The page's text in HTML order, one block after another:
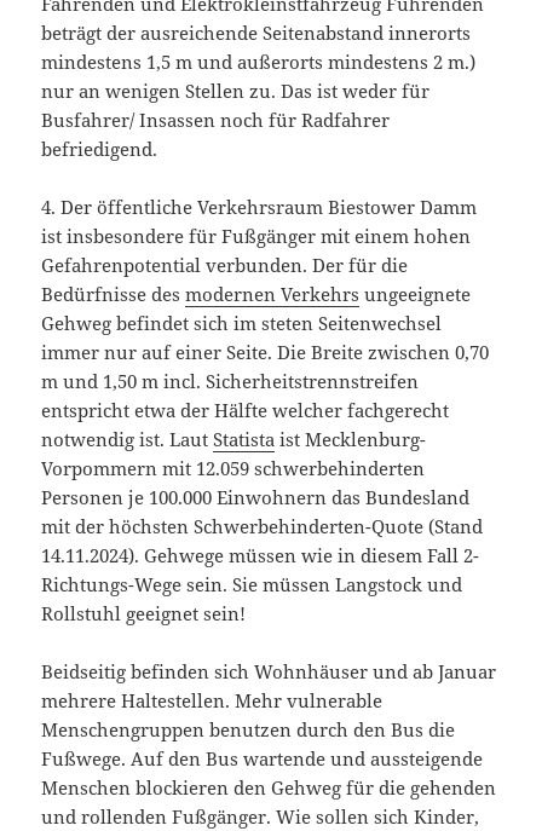
beträgt der ausreichende Seitenabstand innerorts
mindestens 1,5 m und außerorts mindestens 2 m.)
nur an wenigen Stellen zu. Das ist weder für
Busfahrer/ Insassen noch für Radfahrer
befriedigend.
4. Der öffentliche Verkehrsraum Biestower Damm
ist insbesondere für Fußgänger mit einem hohen
Gefahrenpotential verbunden. Der für die
Bedürfnisse desmodernen Verkehrs ungeeignete
Gehweg befindet sich im steten Seitenwechsel
immer nur auf einer Seite. Die Breite zwischen 0,70
m und 1,50 m incl. Sicherheitstrennstreifen
entspricht etwa der Hälfte welcher fachgerecht
notwendig ist. LautStatista ist Mecklenburg-
Vorpommern mit 12.059 schwerbehinderten
Personen je 100.000 Einwohnern das Bundesland
mit der höchsten Schwerbehinderten-Quote (Stand
14.11.2024). Gehwege müssen wie in diesem Fall 2-
Richtungs-Wege sein. Sie müssen Langstock und
Rollstuhl geeignet sein!
Beidseitig befinden sich Wohnhäuser und ab Januar
mehrere Haltestellen. Mehr vulnerable
Menschengruppen benutzen durch den Bus die
Fußwege. Auf den Bus wartende und aussteigende
Menschen blockieren den Gehweg für die gehenden
und rollenden Fußgänger. Wie sollen sich Kinder,